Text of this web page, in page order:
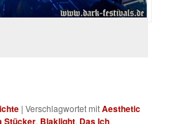
|Verschlagwortet mitAesthetic
Stücker, Blaklight, Das Ich,